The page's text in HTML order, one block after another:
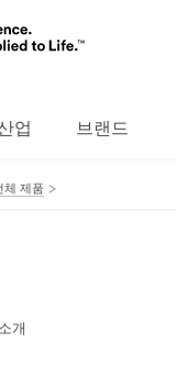
업 브랜드
체 제품
개